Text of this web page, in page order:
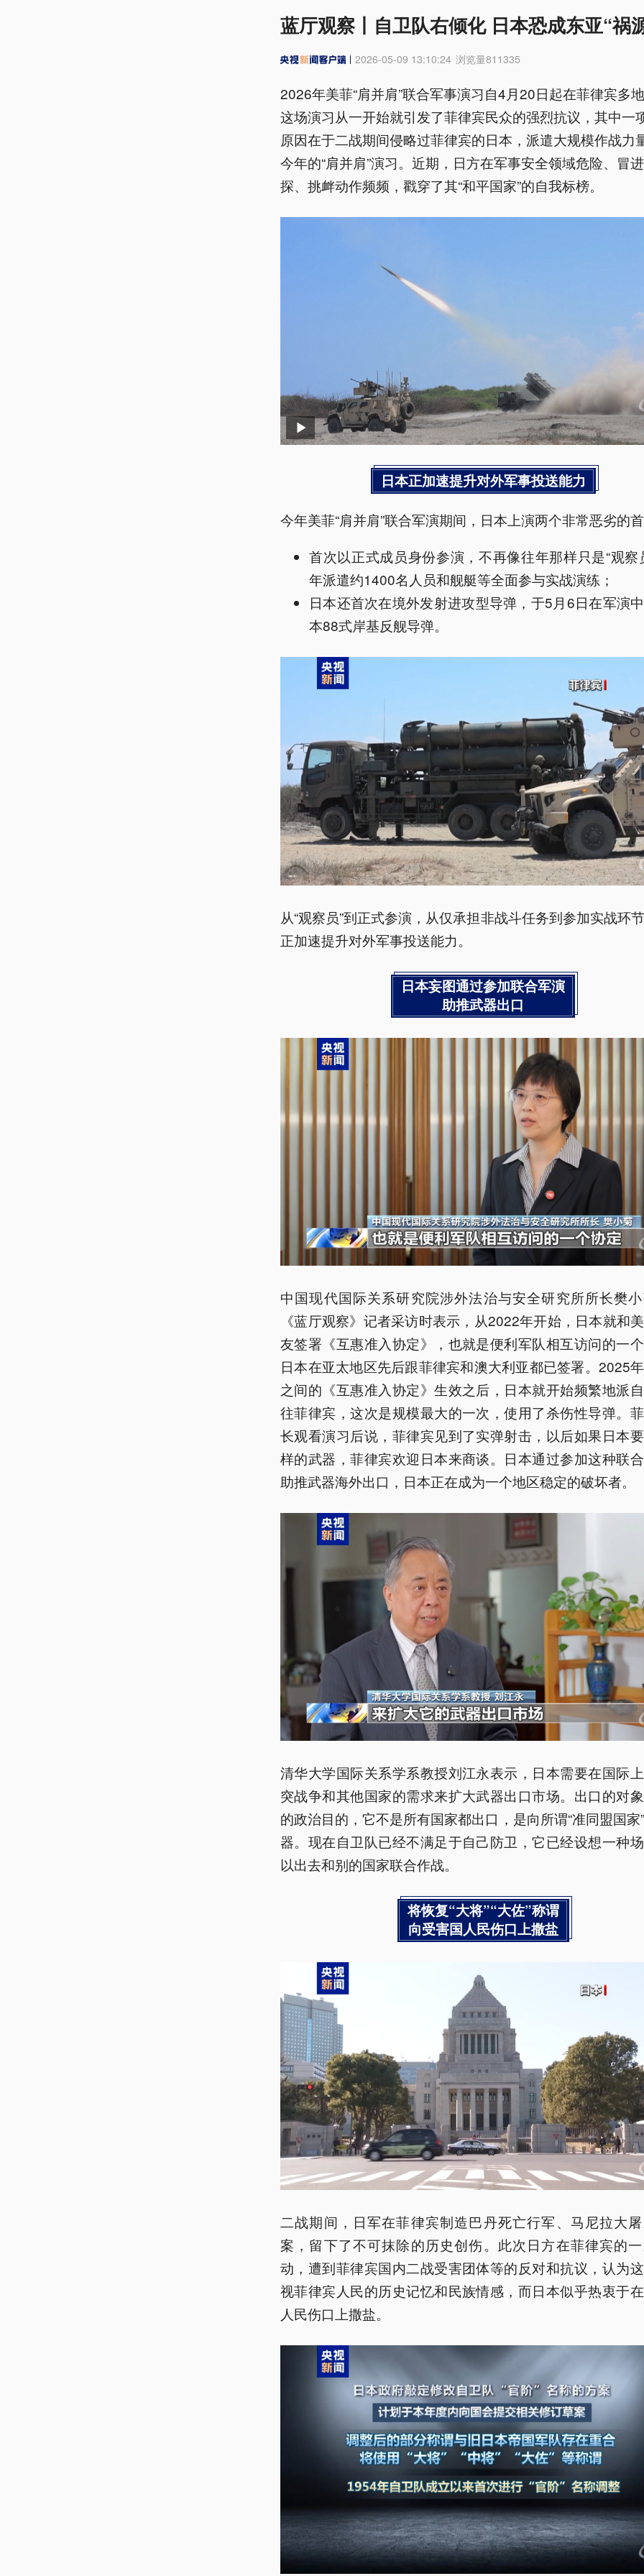
蓝厅观察丨自卫队右倾化 日本恐成东亚“祸
2026-05-09 13:10:24 浏览量811335
2026年美菲“肩并肩”联合军事演习自4月20日起在菲律宾多
这场演习从一开始就引发了菲律宾民众的强烈抗议，其中一
原因在于二战期间侵略过菲律宾的日本，派遣大规模作战力
今年的“肩并肩”演习。近期，日方在军事安全领域危险、冒
探、挑衅动作频频，戳穿了其“和平国家”的自我标榜。
日本正加速提升对外军事投送能力
今年美菲“肩并肩”联合军演期间，日本上演两个非常恶劣的
首次以正式成员身份参演，不再像往年那样只是“观察
年派遣约1400名人员和舰艇等全面参与实战演练；
日本还首次在境外发射进攻型导弹，于5月6日在军演
本88式岸基反舰导弹。
从“观察员”到正式参演，从仅承担非战斗任务到参加实战环
正加速提升对外军事投送能力。
日本妄图通过参加联合军演
助推武器出口
中国现代国际关系研究院涉外法治与安全研究所所长樊
《蓝厅观察》记者采访时表示，从2022年开始，日本就和
友签署《互惠准入协定》，也就是便利军队相互访问的一
日本在亚太地区先后跟菲律宾和澳大利亚都已签署。2025
之间的《互惠准入协定》生效之后，日本就开始频繁地派
往菲律宾，这次是规模最大的一次，使用了杀伤性导弹。
长观看演习后说，菲律宾见到了实弹射击，以后如果日本
样的武器，菲律宾欢迎日本来商谈。日本通过参加这种联
助推武器海外出口，日本正在成为一个地区稳定的破坏者。
清华大学国际关系学系教授刘江永表示，日本需要在国际
突战争和其他国家的需求来扩大武器出口市场。出口的对
的政治目的，它不是所有国家都出口，是向所谓“准同盟国家
器。现在自卫队已经不满足于自己防卫，它已经设想一种
以出去和别的国家联合作战。
将恢复“大将”“大佐”称谓
向受害国人民伤口上撒盐
二战期间，日军在菲律宾制造巴丹死亡行军、马尼拉大
案，留下了不可抹除的历史创伤。此次日方在菲律宾的
动，遭到菲律宾国内二战受害团体等的反对和抗议，认为
视菲律宾人民的历史记忆和民族情感，而日本似乎热衷于
人民伤口上撒盐。